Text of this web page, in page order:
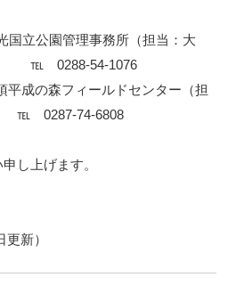
園管理事務所（担当：大
54-1076
成の森フィールドセンター（担
℡ 0287-74-6808
し上げます。
更新）